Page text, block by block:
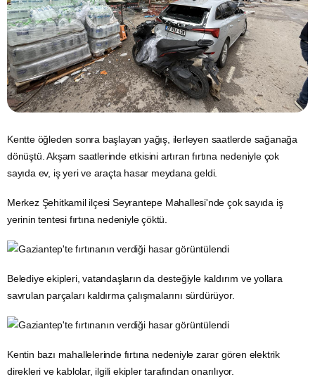
Kentte öğleden sonra başlayan yağış, ilerleyen saatlerde sağanağa
dönüştü. Akşam saatlerinde etkisini artıranfırtına nedeniyle çok
sayıda ev, iş yeri ve araçta hasar meydana geldi.
Merkez Şehitkamil ilçesi Seyrantepe Mahallesi'nde çok sayıda iş
yerinin tentesi fırtına nedeniyle çöktü.
Belediye ekipleri, vatandaşların da desteğiyle kaldırım ve yollara
savrulan parçaları kaldırma çalışmalarını sürdürüyor.
Kentin bazı mahallelerinde fırtına nedeniyle zarar gören elektrik
direkleri ve kablolar, ilgili ekipler tarafından onarılıyor.